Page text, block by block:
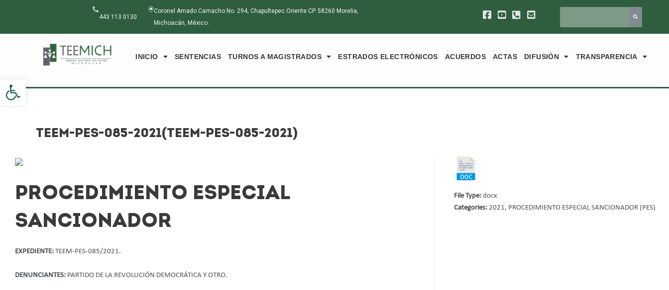
Abrir barra de herramientas
443 113 0130
Coronel Amado Camacho No. 294, Chapultepec Oriente CP. 58260 Morelia,
Michoacán, México.
INICIO SENTENCIAS TURNOS A MAGISTRADOS ESTRADOS ELECTRÓNICOS ACUERDOS ACTAS DIFUSIÓN TRANSPARENCIA
TEEM-PES-085-2021(TEEM-PES-085-2021)
PROCEDIMIENTO ESPECIAL
SANCIONADOR
EXPEDIENTE: TEEM-PES-085/2021.
DENUNCIANTES: PARTIDO DE LA REVOLUCIÓN DEMOCRÁTICA Y OTRO.
File Type:docx
Categories:2021, PROCEDIMIENTO ESPECIAL SANCIONADOR (PES)